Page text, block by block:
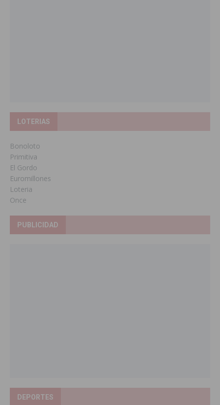
LOTERIAS
Bonoloto
Primitiva
El Gordo
Euromillones
Loteria
Once
PUBLICIDAD
DEPORTES